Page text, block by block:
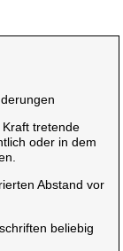
tretende
oder in dem
Abstand vor
beliebig